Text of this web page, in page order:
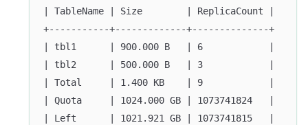
| TableName | Size        | ReplicaCount |
+-----------+-------------+--------------+
| tbl1      | 900.000 B   | 6            |
| tbl2      | 500.000 B   | 3            |
| Total     | 1.400 KB    | 9            |
| Quota     | 1024.000 GB | 1073741824   |
| Left      | 1021.921 GB | 1073741815   |